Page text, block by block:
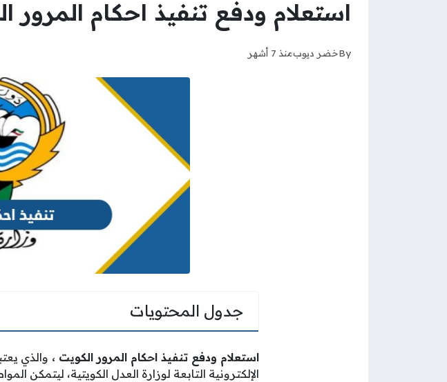
استعلام ودفع تنفيذ احكام المرور
Byخضر ديوبمنذ 7 أشهر
جدول المحتويات
استعلام ودفع تنفيذ احكام المرور الكويت ، والذي
الإلكترونية التابعة لوزارة العدل الكويتية، ليتمكن